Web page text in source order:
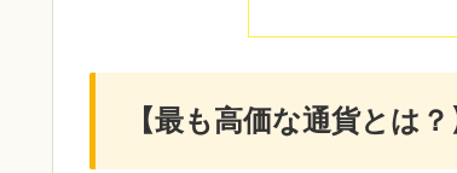
【最も高価な通貨とは